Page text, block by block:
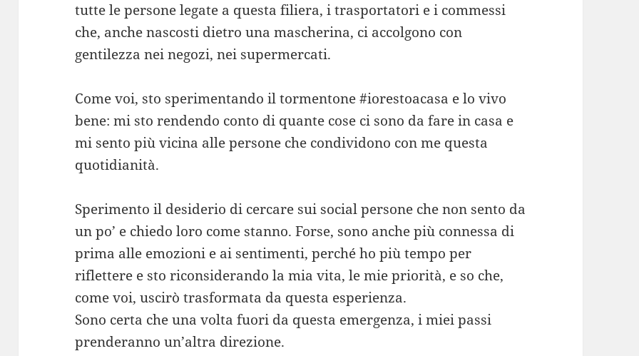
tutte le persone legate a questa filiera, i trasportatori e i commessi
che, anche nascosti dietro una mascherina, ci accolgono con
gentilezza nei negozi, nei supermercati.
Come voi, sto sperimentando il tormentone #iorestoacasa e lo vivo
bene: mi sto rendendo conto di quante cose ci sono da fare in casa e
mi sento più vicina alle persone che condividono con me questa
quotidianità.
Sperimento il desiderio di cercare sui social persone che non sento da
un po’ e chiedo loro come stanno. Forse, sono anche più connessa di
prima alle emozioni e ai sentimenti, perché ho più tempo per
riflettere e sto riconsiderando la mia vita, le mie priorità, e so che,
come voi, uscirò trasformata da questa esperienza.
Sono certa che una volta fuori da questa emergenza, i miei passi
prenderanno un’altra direzione.